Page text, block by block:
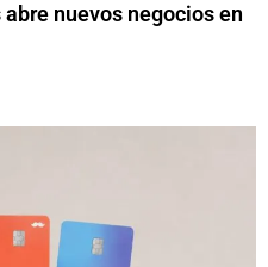
nuevos negocios en